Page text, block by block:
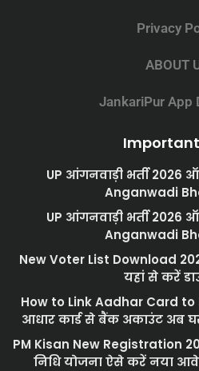
Privacy
ABOUT
JankariPur App
UP आंगनवाड़ी भर्ती
Anganwadi
UP आंगनवाड़ी भर्ती
Anganwadi
New Voter List Download
यहां से करें
How to Link Aadhar Card
आधार कार्ड से बैंक अकाउंट अब
PM Kisan New Registration
निधि योजना ऐसे करें नया